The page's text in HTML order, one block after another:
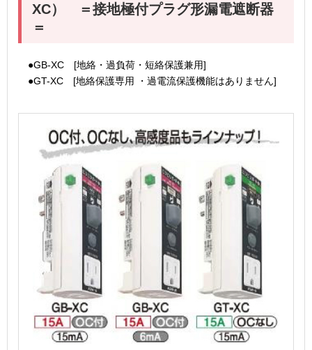
XC） ＝接地極付プラグ形漏電遮断器
＝
●GB-XC [地絡・過負荷・短絡保護兼用]
●GT-XC [地絡保護専用 ・過電流保護機能はありません]